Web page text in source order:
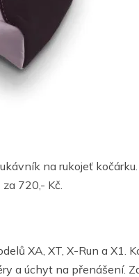
na rukojeť
720,- Kč.
XA, XT, X-Run a X1.
a úchyt na přenášení.